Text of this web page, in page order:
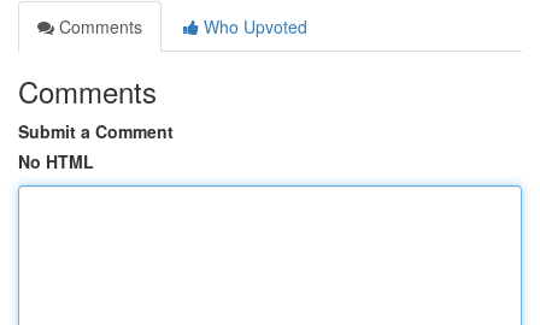
Comments
Who Upvoted
Comments
Submit a Comment
No HTML